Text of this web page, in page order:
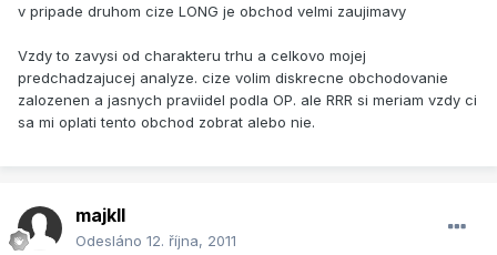
v pripade druhom cize LONG je obchod velmi zaujimavy
Vzdy to zavysi od charakteru trhu a celkovo mojej
predchadzajucej analyze. cize volim diskrecne obchodovanie
zalozenen a jasnych praviidel podla OP. ale RRR si meriam vzdy ci
sa mi oplati tento obchod zobrat alebo nie.
majkll
Odesláno 12. října, 2011